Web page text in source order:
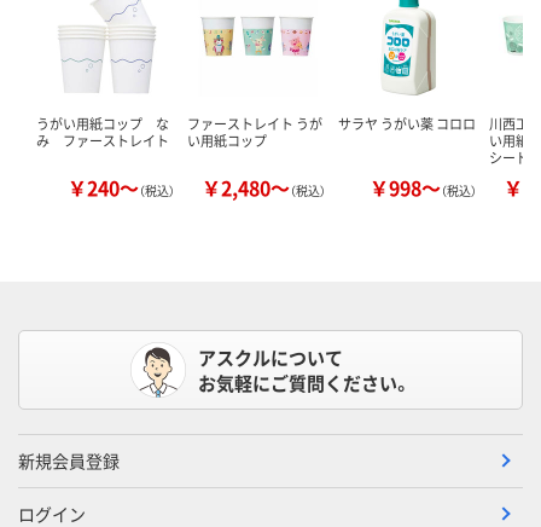
うがい用紙コップ な
み ファーストレイト
￥240～（税込）
ファーストレイト うが
い用紙コップ
￥2,480～（税込）
サラヤ うがい薬 コロロ
￥998～（税込）
川西工
い用紙
シード
￥
アスクルについて
お気軽にご質問ください。
新規会員登録
ログイン